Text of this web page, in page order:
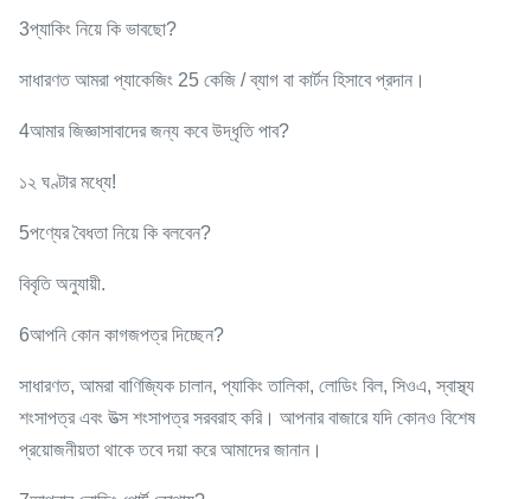
3প্যাকিং নিয়ে কি ভাবছো?
সাধারণত আমরা প্যাকেজিং 25 কেজি / ব্যাগ বা কার্টন হিসাবে প্রদান।
4আমার জিজ্ঞাসাবাদের জন্য কবে উদ্ধৃতি পাব?
১২ ঘণ্টার মধ্যে!
5পণ্যের বৈধতা নিয়ে কি বলবেন?
বিবৃতি অনুযায়ী.
6আপনি কোন কাগজপত্র দিচ্ছেন?
সাধারণত, আমরা বাণিজ্যিক চালান, প্যাকিং তালিকা, লোডিং বিল, সিওএ, স্বাস্থ্য
শংসাপত্র এবং উত্স শংসাপত্র সরবরাহ করি। আপনার বাজারে যদি কোনও বিশেষ
প্রয়োজনীয়তা থাকে তবে দয়া করে আমাদের জানান।